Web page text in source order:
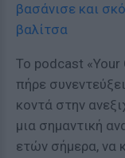
βασάνισε και
βαλίτσα
Το podcast «Your
πήρε
κοντά στην
μια σημαντική
ετών σήμερα, να